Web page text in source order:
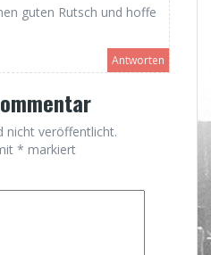
guten Rutsch und hoffe
Antworten
nicht veröffentlicht.
* markiert